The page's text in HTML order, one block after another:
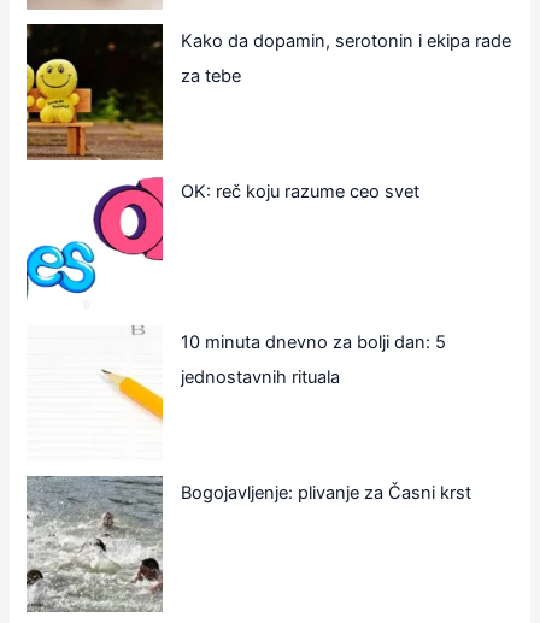
Kako da dopamin, serotonin i ekipa rade
za tebe
OK: reč koju razume ceo svet
10 minuta dnevno za bolji dan: 5
jednostavnih rituala
Bogojavljenje: plivanje za Časni krst